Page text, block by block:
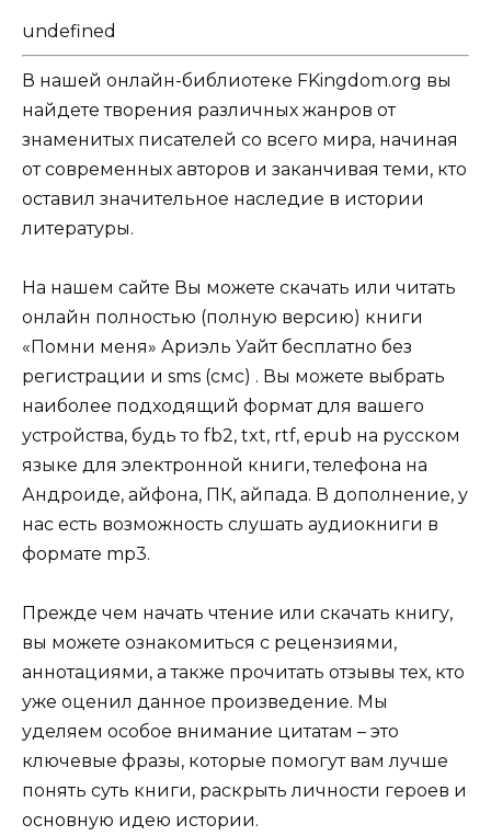
undefined
В нашей онлайн-библиотеке FKingdom.org вы
найдете творения различных жанров от
знаменитых писателей со всего мира, начиная
от современных авторов и заканчивая теми, кто
оставил значительное наследие в истории
литературы.
На нашем сайте Вы можете скачать или читать
онлайн полностью (полную версию) книги
«Помни меня» Ариэль Уайт бесплатно без
регистрации и sms (смс) . Вы можете выбрать
наиболее подходящий формат для вашего
устройства, будь то fb2, txt, rtf, epub на русском
языке для электронной книги, телефона на
Андроиде, айфона, ПК, айпада. В дополнение, у
нас есть возможность слушать аудиокниги в
формате mp3.
Прежде чем начать чтение или скачать книгу,
вы можете ознакомиться с рецензиями,
аннотациями, а также прочитать отзывы тех, кто
уже оценил данное произведение. Мы
уделяем особое внимание цитатам – это
ключевые фразы, которые помогут вам лучше
понять суть книги, раскрыть личности героев и
основную идею истории.